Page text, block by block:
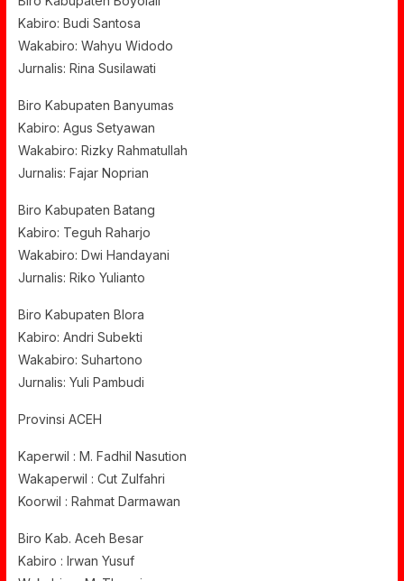
Kabiro: Budi Santosa
Wakabiro: Wahyu Widodo
Jurnalis: Rina Susilawati
Biro Kabupaten Banyumas
Kabiro: Agus Setyawan
Wakabiro: Rizky Rahmatullah
Jurnalis: Fajar Noprian
Biro Kabupaten Batang
Kabiro: Teguh Raharjo
Wakabiro: Dwi Handayani
Jurnalis: Riko Yulianto
Biro Kabupaten Blora
Kabiro: Andri Subekti
Wakabiro: Suhartono
Jurnalis: Yuli Pambudi
Provinsi ACEH
Kaperwil : M. Fadhil Nasution
Wakaperwil : Cut Zulfahri
Koorwil : Rahmat Darmawan
Biro Kab. Aceh Besar
Kabiro : Irwan Yusuf